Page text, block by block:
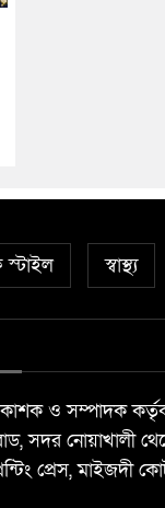
স্টাইল স্বাস্থ্য
ও সম্পাদক
সদর নোয়াখালী
প্রেস, মাইজদী